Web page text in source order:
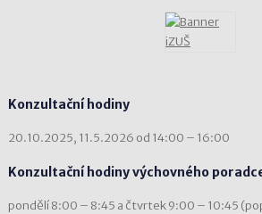
Konzultační hodiny
20.10.2025, 11.5.2026 od 14:00 – 16:00
Konzultační hodiny výchovného
pondělí 8:00 – 8:45 a čtvrtek 9:00 – 10:45